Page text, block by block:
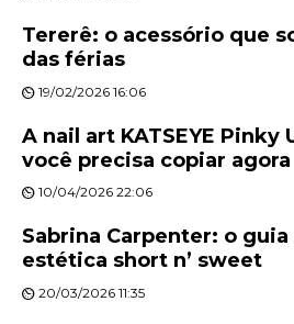
Tererê: o acessório que
das férias
19/02/2026 16:06
A nail art KATSEYE Pinky
você precisa copiar agora
10/04/2026 22:06
Sabrina Carpenter: o
estética short n’ sweet
20/03/2026 11:35